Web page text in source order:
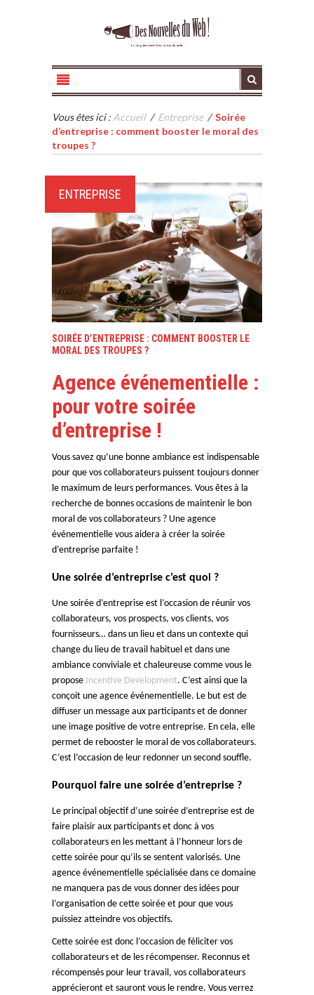
Vous êtes ici : Accueil / Entreprise /Soirée
d’entreprise : comment booster le moral des
troupes ?
ENTREPRISE
SOIRÉE D’ENTREPRISE : COMMENT BOOSTER LE
MORAL DES TROUPES ?
Agence événementielle :
pour votre soirée
d’entreprise !
Vous savez qu’une bonne ambiance est indispensable
pour que vos collaborateurs puissent toujours donner
le maximum de leurs performances. Vous êtes à la
recherche de bonnes occasions de maintenir le bon
moral de vos collaborateurs ? Une agence
événementielle vous aidera à créer la soirée
d’entreprise parfaite !
Une soirée d’entreprise c’est quoi ?
Une soirée d’entreprise est l’occasion de réunir vos
collaborateurs, vos prospects, vos clients, vos
fournisseurs… dans un lieu et dans un contexte qui
change du lieu de travail habituel et dans une
ambiance conviviale et chaleureuse comme vous le
propose Incentive Development. C’est ainsi que la
conçoit une agence événementielle. Le but est de
diffuser un message aux participants et de donner
une image positive de votre entreprise. En cela, elle
permet de rebooster le moral de vos collaborateurs.
C’est l’occasion de leur redonner un second souffle.
Pourquoi faire une soirée d’entreprise ?
Le principal objectif d’une soirée d’entreprise est de
faire plaisir aux participants et donc à vos
collaborateurs en les mettant à l’honneur lors de
cette soirée pour qu’ils se sentent valorisés. Une
agence événementielle spécialisée dans ce domaine
ne manquera pas de vous donner des idées pour
l’organisation de cette soirée et pour que vous
puissiez atteindre vos objectifs.
Cette soirée est donc l’occasion de féliciter vos
collaborateurs et de les récompenser. Reconnus et
récompensés pour leur travail, vos collaborateurs
apprécieront et sauront vous le rendre. Vous verrez